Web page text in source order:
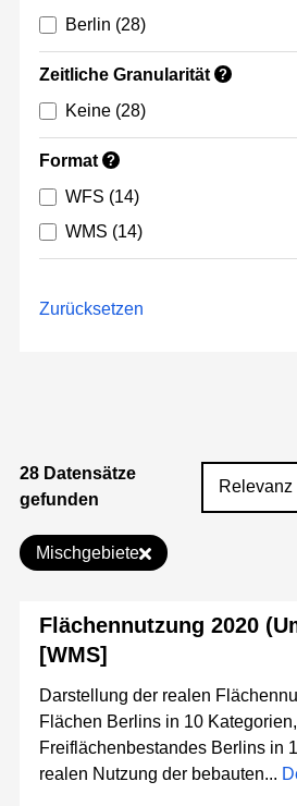
Berlin (28)
Zeitliche Granularität ?
Keine (28)
Format ?
WFS (14)
WMS (14)
Zurücksetzen
28 Datensätze
gefunden
Mischgebiete
Flächennutzung 2020
[WMS]
Darstellung der realen
Flächen Berlins in 10
Freiflächenbestandes Berlins in
realen Nutzung der bebauten...